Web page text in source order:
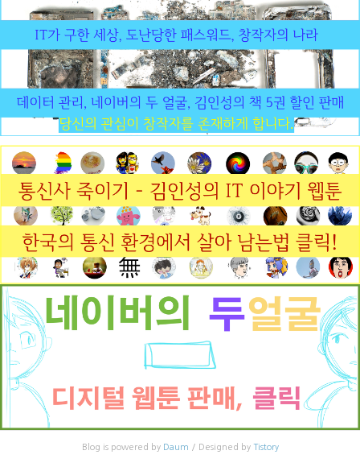
Blog is powered by Daum / Designed by Tistory